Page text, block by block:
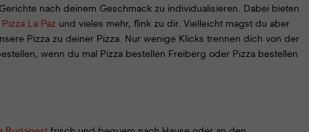
nach deinem Geschmack zu individualisieren. Dabei bieten
Pizza La Paz und vieles mehr, flink zu dir. Vielleicht magst du aber
Pizza zu deiner Pizza. Nur wenige Klicks trennen dich von der
wenn du mal Pizza bestellen Freiberg oder Pizza bestellen